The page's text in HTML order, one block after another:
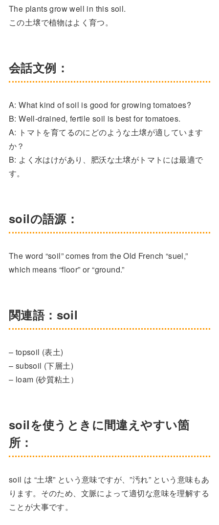
The plants grow well in this soil.
この土壌で植物はよく育つ。
会話文例：
A: What kind of soil is good for growing tomatoes?
B: Well-drained, fertile soil is best for tomatoes.
A: トマトを育てるのにどのような土壌が適しています
か？
B: よく水はけがあり、肥沃な土壌がトマトには最適で
す。
soilの語源：
The word “soil” comes from the Old French “suel,”
which means “floor” or “ground.”
関連語：soil
– topsoil (表土)
– subsoil (下層土)
– loam (砂質粘土）
soilを使うときに間違えやすい箇
所：
soil は “土壌” という意味ですが、”汚れ” という意味もあ
ります。そのため、文脈によって適切な意味を理解する
ことが大事です。